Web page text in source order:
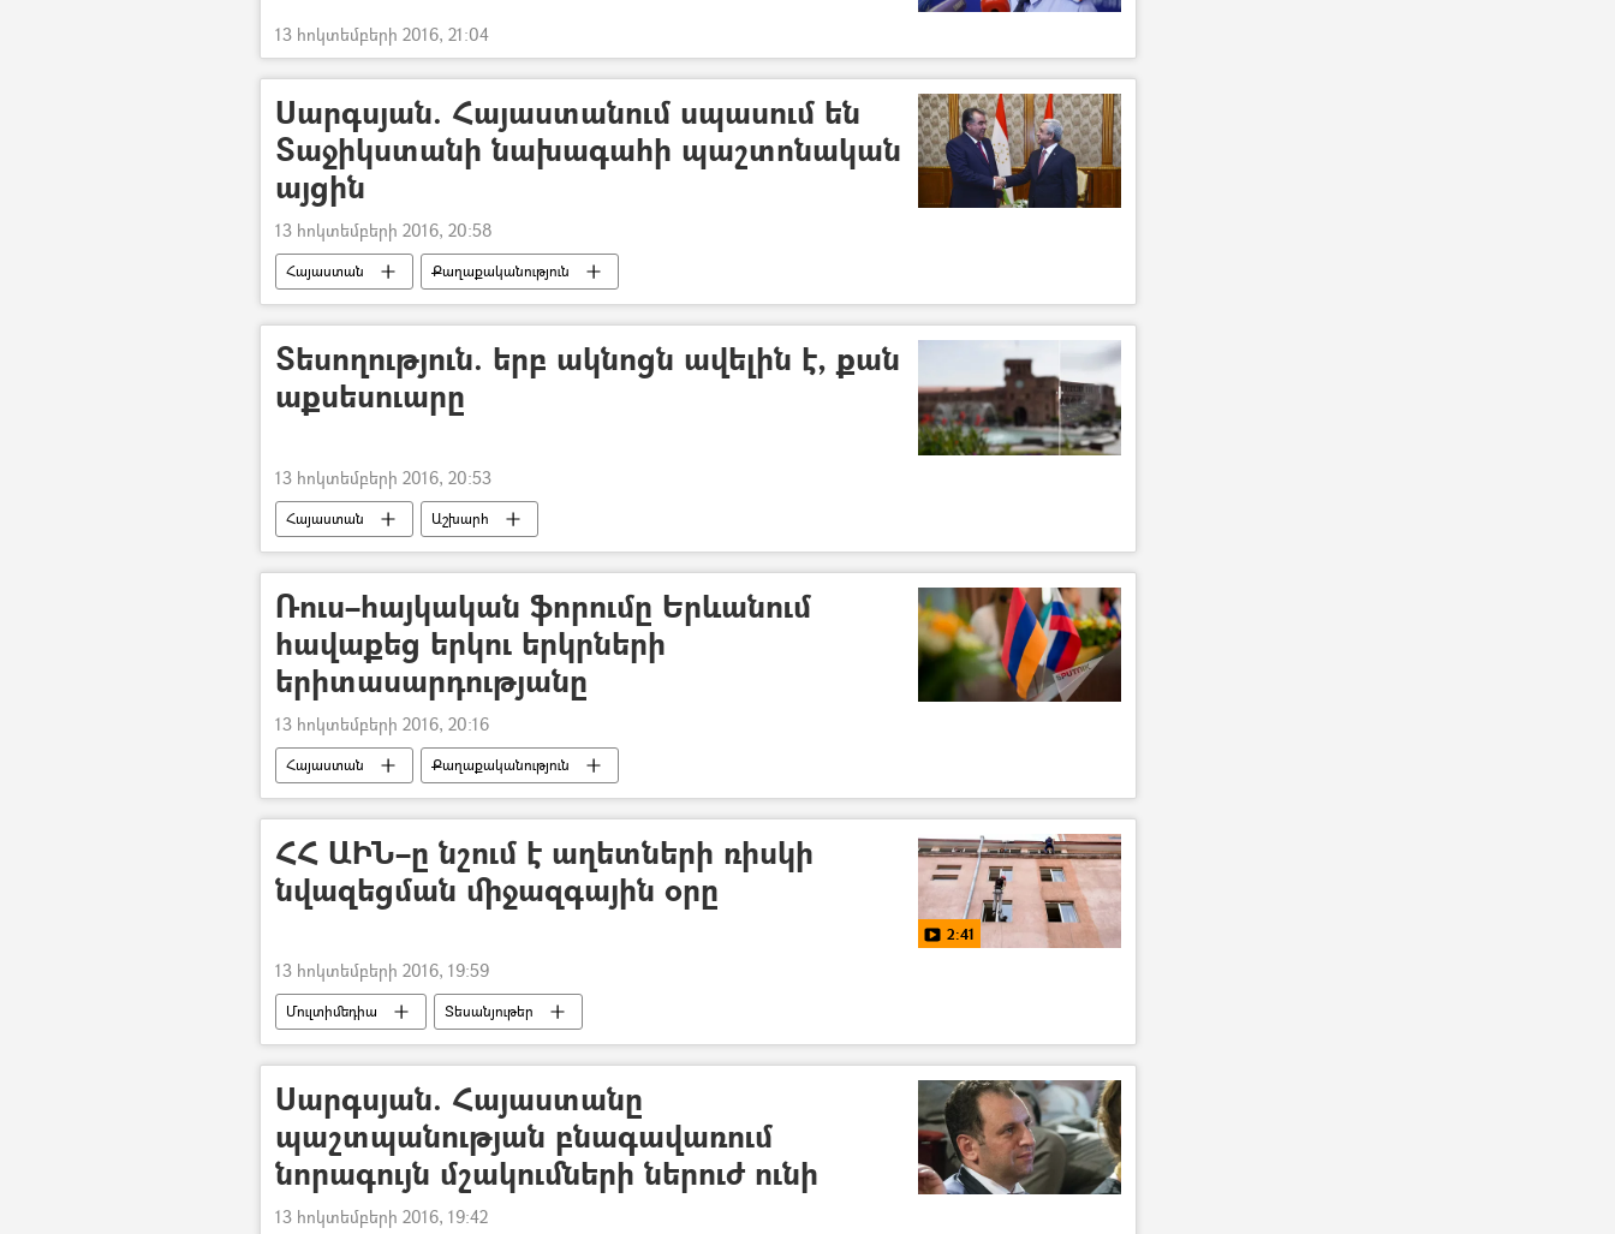
13 հոկտեմբերի 2016, 21:04
Սարգսյան. Հայաստանում սպասում են
Տաջիկստանի նախագահի պաշտոնական
այցին
13 հոկտեմբերի 2016, 20:58
Հայաստան Քաղաքականություն
Տեսողություն. երբ ակնոցն ավելին է, քան
աքսեսուարը
13 հոկտեմբերի 2016, 20:53
Հայաստան Աշխարհ
Ռուս–հայկական ֆորումը Երևանում
հավաքեց երկու երկրների
երիտասարդությանը
13 հոկտեմբերի 2016, 20:16
Հայաստան Քաղաքականություն
ՀՀ ԱԻՆ–ը նշում է աղետների ռիսկի
նվազեցման միջազգային օրը
2:41
13 հոկտեմբերի 2016, 19:59
Մուլտիմեդիա Տեսանյութեր
Սարգսյան. Հայաստանը
պաշտպանության բնագավառում
նորագույն մշակումների ներուժ ունի
13 հոկտեմբերի 2016, 19:42